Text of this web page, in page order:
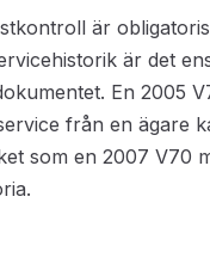
är
är det
En 2005
från en ägare
som en 2007 V70